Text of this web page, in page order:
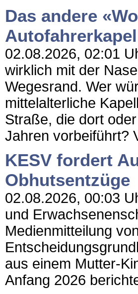
Das andere
02.08.2026, 02:01
wirklich mit der
Wegesrand. Wer
mittelalterliche
Straße, die dort
Jahren vorbeiführt?
KESV fordert
Obhutsentzüge
02.08.2026, 00:03
und
Medienmitteilung
aus einem Mutter-
Anfang 2026